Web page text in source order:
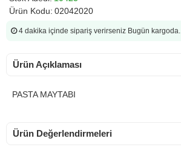
Ürün Kodu: 02042020
4 dakika içinde sipariş verirseniz Bugün kargoda.
Ürün Açıklaması
PASTA MAYTABI
Ürün Değerlendirmeleri